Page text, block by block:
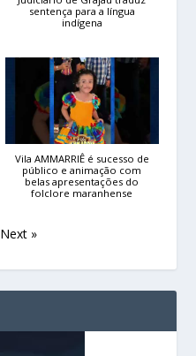
sentença para a língua
indígena
Vila AMMARRIÊ é sucesso de
público e animação com
belas apresentações do
folclore maranhense
Next »